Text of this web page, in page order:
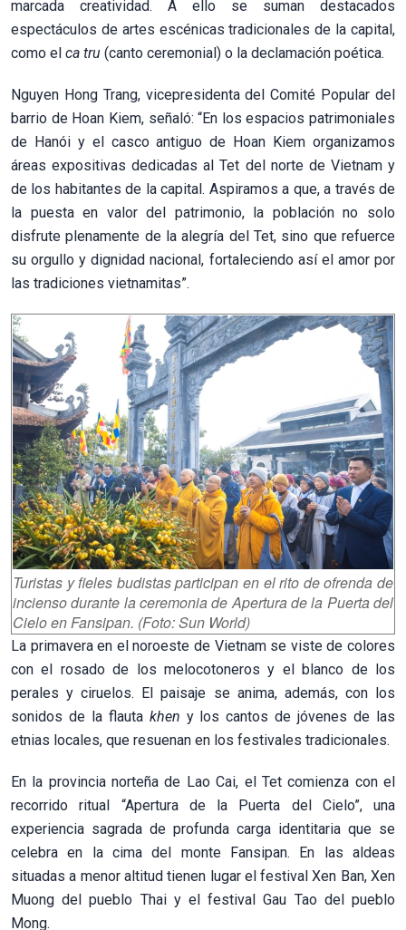
marcada creatividad. A ello se suman destacados
espectáculos de artes escénicas tradicionales de la capital,
como el ca tru (canto ceremonial) o la declamación poética.
Nguyen Hong Trang, vicepresidenta del Comité Popular del
barrio de Hoan Kiem, señaló: “En los espacios patrimoniales
de Hanói y el casco antiguo de Hoan Kiem organizamos
áreas expositivas dedicadas al Tet del norte de Vietnam y
de los habitantes de la capital. Aspiramos a que, a través de
la puesta en valor del patrimonio, la población no solo
disfrute plenamente de la alegría del Tet, sino que refuerce
su orgullo y dignidad nacional, fortaleciendo así el amor por
las tradiciones vietnamitas”.
Turistas y fieles budistas participan en el rito de ofrenda de
incienso durante la ceremonia de Apertura de la Puerta del
Cielo en Fansipan. (Foto: Sun World)
La primavera en el noroeste de Vietnam se viste de colores
con el rosado de los melocotoneros y el blanco de los
perales y ciruelos. El paisaje se anima, además, con los
sonidos de la flauta khen y los cantos de jóvenes de las
etnias locales, que resuenan en los festivales tradicionales.
En la provincia norteña de Lao Cai, el Tet comienza con el
recorrido ritual “Apertura de la Puerta del Cielo”, una
experiencia sagrada de profunda carga identitaria que se
celebra en la cima del monte Fansipan. En las aldeas
situadas a menor altitud tienen lugar el festival Xen Ban, Xen
Muong del pueblo Thai y el festival Gau Tao del pueblo
Mong.